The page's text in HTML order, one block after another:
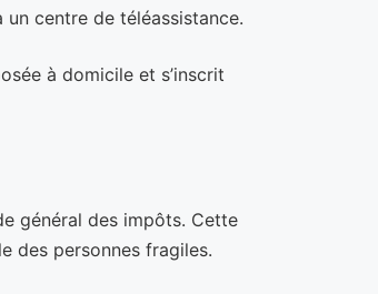
centre de téléassistance.
à domicile et s’inscrit
général des impôts. Cette
des personnes fragiles.